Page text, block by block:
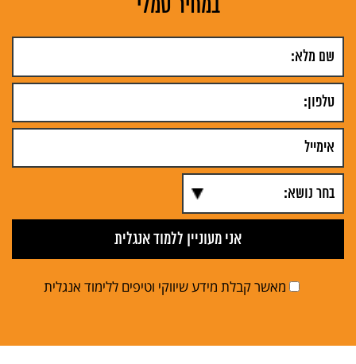
במחיר סמלי
מאשר קבלת מידע שיווקי וטיפים ללימוד אנגלית